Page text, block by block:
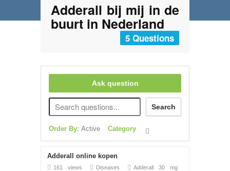
Adderall bij mij in de
buurt in Nederland
5 Questions
Ask question
Search
Order By: Active Category
Adderall online kopen
161 views Diseases
Adderall 30 mg